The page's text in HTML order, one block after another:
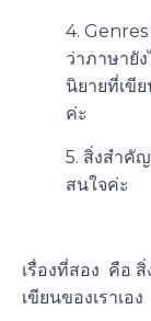
4.
ว่าภาษายั
นิยายที่เขี
ค่ะ
5. สิ่งสำคั
สนใจค่ะ
เรื่องที่สอง คือ
เขียนของเราเอง